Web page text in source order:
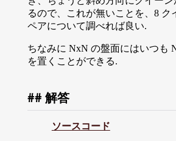
るので、これが無いことを、8 ク
ペアについて調べれば良い.
ちなみに NxN の盤面にはいつも
を置くことができる.
解答
ソースコード